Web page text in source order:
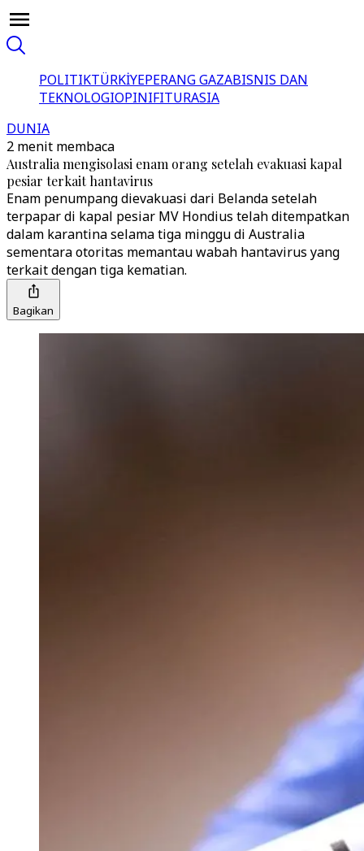
POLITIKTÜRKİYEPERANG GAZABISNIS DAN
TEKNOLOGIOPINIFITURASIA
DUNIA
2 menit membaca
Australia mengisolasi enam orang setelah evakuasi kapal
pesiar terkait hantavirus
Enam penumpang dievakuasi dari Belanda setelah
terpapar di kapal pesiar MV Hondius telah ditempatkan
dalam karantina selama tiga minggu di Australia
sementara otoritas memantau wabah hantavirus yang
terkait dengan tiga kematian.
Bagikan